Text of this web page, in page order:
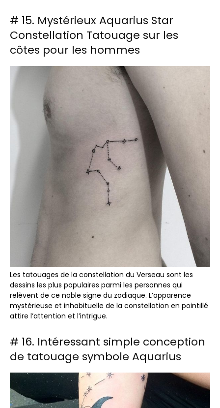
# 15. Mystérieux Aquarius Star
Constellation Tatouage sur les
côtes pour les hommes
Les tatouages ​​de la constellation du Verseau sont les
dessins les plus populaires parmi les personnes qui
relèvent de ce noble signe du zodiaque. L’apparence
mystérieuse et inhabituelle de la constellation en pointillé
attire l’attention et l’intrigue.
# 16. Intéressant simple conception
de tatouage symbole Aquarius